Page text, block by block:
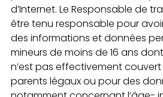
d’Internet. Le Responsable de
être tenu responsable pour
des informations et données
mineurs de moins de 16 ans
n’est pas effectivement
parents légaux ou pour des